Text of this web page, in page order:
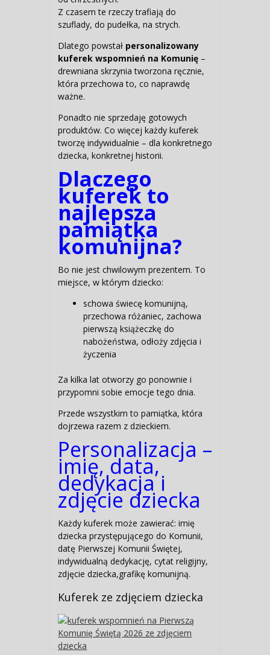
Z czasem te rzeczy trafiają do
szuflady, do pudełka, na strych.
Dlatego powstał personalizowany
kuferek wspomnień na Komunię –
drewniana skrzynia tworzona ręcznie,
która przechowa to, co naprawdę
ważne.
Ponadto nie sprzedaję gotowych
produktów. Co więcej każdy kuferek
tworzę indywidualnie – dla konkretnego
dziecka, konkretnej historii.
Dlaczego
kuferek to
najlepsza
pamiątka
komunijna?
Bo nie jest chwilowym prezentem. To
miejsce, w którym dziecko:
schowa świecę komunijną,
przechowa różaniec, zachowa
pierwszą książeczkę do
nabożeństwa, odłoży zdjęcia i
życzenia
Za kilka lat otworzy go ponownie i
przypomni sobie emocje tego dnia.
Przede wszystkim to pamiątka, która
dojrzewa razem z dzieckiem.
Personalizacja –
imię, data,
dedykacja i
zdjęcie dziecka
Każdy kuferek może zawierać: imię
dziecka przystępującego do Komunii,
datę Pierwszej Komunii Świętej,
indywidualną dedykację, cytat religijny,
zdjęcie dziecka,grafikę komunijną.
Kuferek ze zdjęciem dziecka